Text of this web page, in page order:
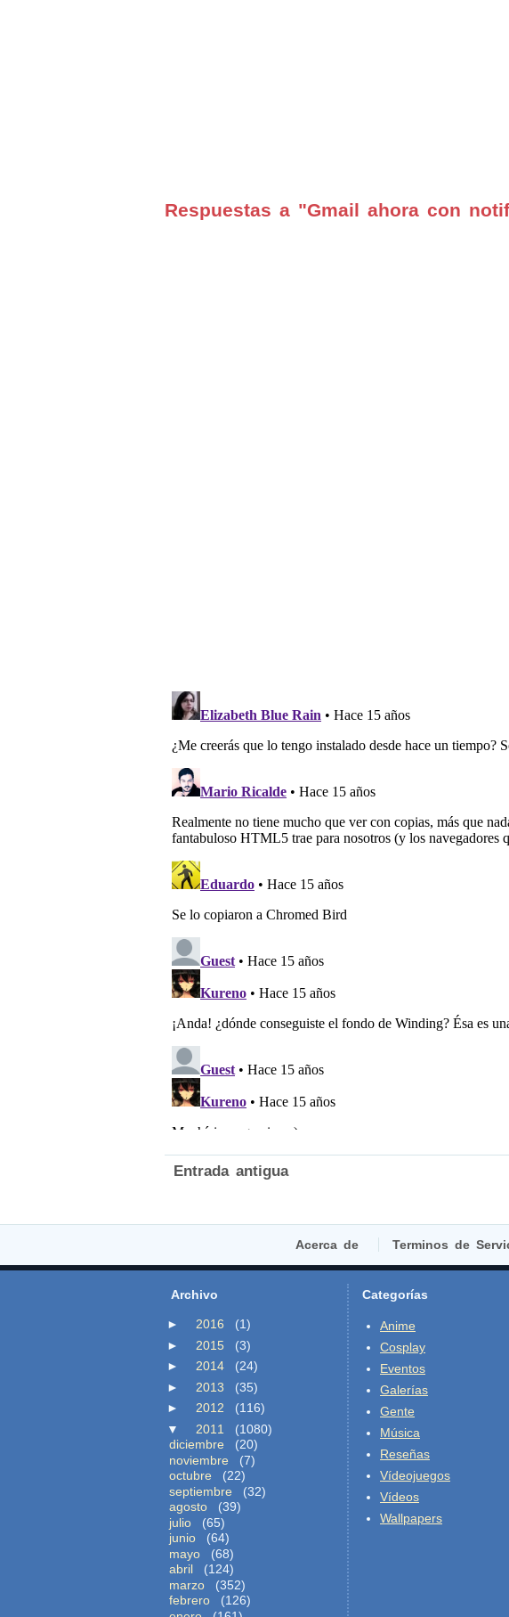
Respuestas a "Gmail ahora con
Entrada antigua
Acerca de Terminos de
Archivo
► 2016
(1)
►
2015
(3)
►
2014
(24)
►
2013
(35)
►
2012
(116)
▼
2011
(1080)
diciembre
(20)
noviembre
(7)
octubre
(22)
septiembre
(32)
agosto
(39)
julio
(65)
junio
(64)
mayo
(68)
abril
(124)
marzo
(352)
febrero
(126)
Categorías
Anime
Cosplay
Eventos
Galerías
Gente
Música
Reseñas
Vídeojuegos
Vídeos
Wallpapers